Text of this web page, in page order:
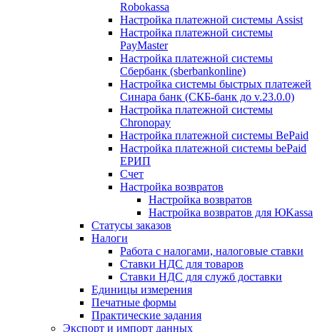
Robokassa
Настройка платежной системы Assist
Настройка платежной системы
PayMaster
Настройка платежной системы
Сбербанк (sberbankonline)
Настройка системы быстрых платежей
Синара банк (СКБ-банк до v.23.0.0)
Настройка платежной системы
Chronopay
Настройка платежной системы BePaid
Настройка платежной системы bePaid
ЕРИП
Счет
Настройка возвратов
Настройка возвратов
Настройка возвратов для ЮKassa
Статусы заказов
Налоги
Работа с налогами, налоговые ставки
Ставки НДС для товаров
Ставки НДС для служб доставки
Единицы измерения
Печатные формы
Практические задания
Экспорт и импорт данных